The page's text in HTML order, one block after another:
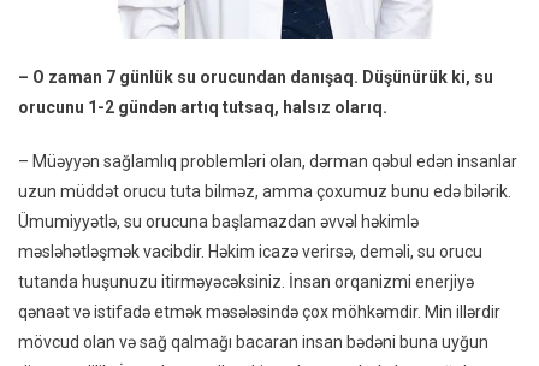
– O zaman 7 günlük su orucundan danışaq. Düşünürük ki, su
orucunu 1-2 gündən artıq tutsaq, halsız olarıq.
– Müəyyən sağlamlıq problemləri olan, dərman qəbul edən insanlar
uzun müddət orucu tuta bilməz, amma çoxumuz bunu edə bilərik.
Ümumiyyətlə, su orucuna başlamazdan əvvəl həkimlə
məsləhətləşmək vacibdir. Həkim icazə verirsə, deməli, su orucu
tutanda huşunuzu itirməyəcəksiniz. İnsan orqanizmi enerjiyə
qənaət və istifadə etmək məsələsində çox möhkəmdir. Min illərdir
mövcud olan və sağ qalmağı bacaran insan bədəni buna uyğun